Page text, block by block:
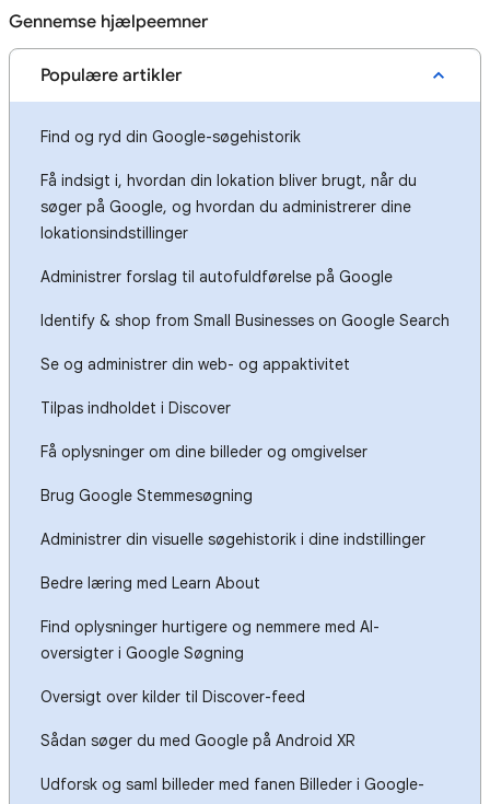
Gennemse hjælpeemner
Populære artikler
Find og ryd din Google-søgehistorik
Få indsigt i, hvordan din lokation bliver brugt, når du
søger på Google, og hvordan du administrerer dine
lokationsindstillinger
Administrer forslag til autofuldførelse på Google
Identify & shop from Small Businesses on Google Search
Se og administrer din web- og appaktivitet
Tilpas indholdet i Discover
Få oplysninger om dine billeder og omgivelser
Brug Google Stemmesøgning
Administrer din visuelle søgehistorik i dine indstillinger
Bedre læring med Learn About
Find oplysninger hurtigere og nemmere med AI-
oversigter i Google Søgning
Oversigt over kilder til Discover-feed
Sådan søger du med Google på Android XR
Udforsk og saml billeder med fanen Billeder i Google-